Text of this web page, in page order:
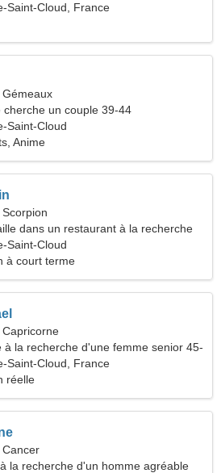
Saint-Cloud, France
cherche un couple 39-44
Saint-Cloud
Anime
dans un restaurant à la recherche
fantastique
Saint-Cloud
à court terme
à la recherche d'une femme senior 45-
Saint-Cloud, France
réelle
la recherche d'un homme agréable